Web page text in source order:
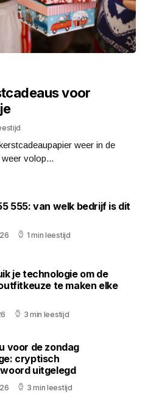
voor
weer in de
volop...
555: van welk bedrijf is dit
1 min leestijd
je technologie om de
te maken elke
3 min leestijd
voor de zondag
cryptisch
uitgelegd
3 min leestijd